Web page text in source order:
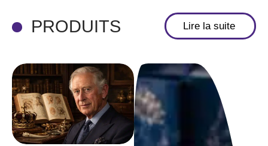
PRODUITS Lire la suite